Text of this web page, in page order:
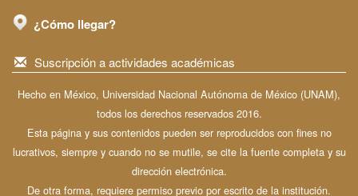
¿Cómo llegar?
Suscripción a actividades académicas
Hecho en México, Universidad Nacional Autónoma de México (UNAM),
todos los derechos reservados 2016.
Esta página y sus contenidos pueden ser reproducidos con fines no
lucrativos, siempre y cuando no se mutile, se cite la fuente completa y su
dirección electrónica.
De otra forma, requiere permiso previo por escrito de la institución.